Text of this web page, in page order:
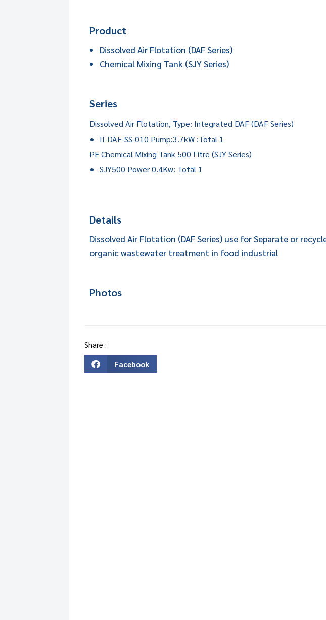
Product
Dissolved Air Flotation (DAF Series)
Chemical Mixing Tank (SJY Series)
Series
Dissolved Air Flotation, Type: Integrated DAF (DAF Series)
II-DAF-SS-010 Pump:3.7kW :Total 1
PE Chemical Mixing Tank 500 Litre (SJY Series)
SJY500 Power 0.4Kw: Total 1
Details
Dissolved Air Flotation (DAF Series) use for Separate or
organic wastewater treatment in food industrial
Photos
Share :
Facebook